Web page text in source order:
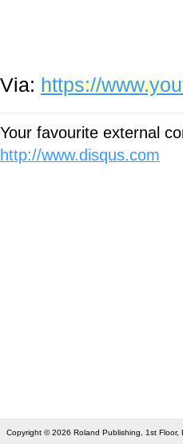
Via: https://
Your favourite external
http://www.disqus.com
Copyright © 2026 Roland Publishing, 1st